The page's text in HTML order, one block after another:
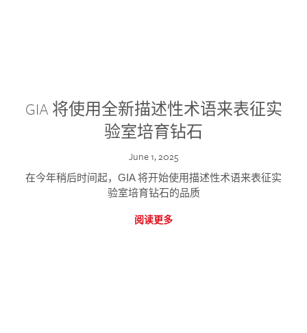
GIA 将使用全新描述性术语来表征实
验室培育钻石
June 1, 2025
在今年稍后时间起，GIA 将开始使用描述性术语来表征实
验室培育钻石的品质
阅读更多